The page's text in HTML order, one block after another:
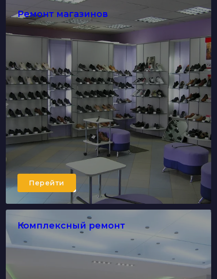
Ремонт магазинов
Перейти
Комплексный ремонт